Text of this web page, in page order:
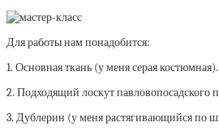
Для работы нам понадобится:
1. Основная ткань (у меня серая костюмная).
2. Подходящий лоскут павловопосадского
3. Дублерин (у меня растягивающийся по